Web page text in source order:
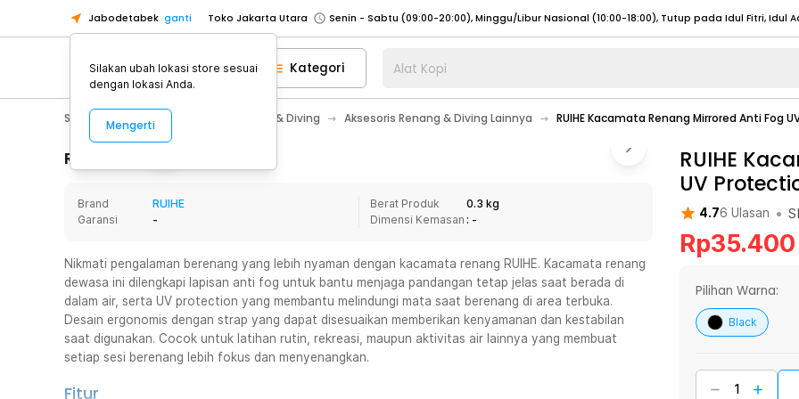
Jabodetabek ganti Toko Jakarta Utara
Toko Tangerang
Toko Cikupa
Pick n Go Jakarta Barat
Senin - Jumat (07:00 - 20:00), Sabtu - Minggu (08:00 - 20:00), Tutup pada Idul Fitri
Pick n Go Bekasi
Senin - Jumat (08:00 - 20:00), Sabtu - Minggu/ Libur Nasional (08:00 - 17:00) Selengkapnya
Senin - Jumat (08:00 - 20:00), Sabtu - Minggu/ Libur Nasional (08:00 - 17:00) Selengkapnya
Senin - Sabtu (09:00-20:00), Minggu/Libur Nasional (12:00-20:00), Tutup pada Idul Fitri
Senin - Sabtu (09:00-20:00), Minggu/Libur Nasional (12:00-20:00), Tutup pada Idul Fitri
Toko Tangerang
Toko Cikupa
Pick n Go Jakarta Barat
Senin - Jumat (07:00 - 20:00), Sabtu - Minggu (08:00 - 20:00), Tutup pada Idul Fitri
Pick n Go Bekasi
Senin - Jumat (08:00 - 20:00), Sabtu - Minggu/ Libur Nasional (08:00 - 17:00)
Selengkapnya
Pick n Go Depok
Senin - Jumat (08:00 - 20:00), Sabtu - Minggu/ Libur Nasional (08:00 - 17:00)
Kategori Alat Kopi
Sport & Outdoor Olahraga Renang & Diving Aksesoris Renang & Diving Lainnya RUIHE Kacamata Renang Mirrored Anti Fog
Rincian Produk
Brand
RUIHE
Garansi
-
Berat Produk
0.3 kg
Dimensi Kemasan : -
Nikmati pengalaman berenang yang lebih nyaman dengan kacamata renang RUIHE. Kacamata renang
dewasa ini dilengkapi lapisan anti fog untuk bantu menjaga pandangan tetap jelas saat berada di
dalam air, serta UV protection yang membantu melindungi mata saat berenang di area terbuka.
Desain ergonomis dengan strap yang dapat disesuaikan memberikan kenyamanan dan kestabilan
saat digunakan. Cocok untuk latihan rutin, rekreasi, maupun aktivitas air lainnya yang membuat
setiap sesi berenang lebih fokus dan menyenangkan.
Fitur
RUIHE
UV
4.76 Ulasan •
Rp35.400
Pilihan Warna:
Black
Silakan ubah lokasi store sesuai
dengan lokasi Anda.
Mengerti